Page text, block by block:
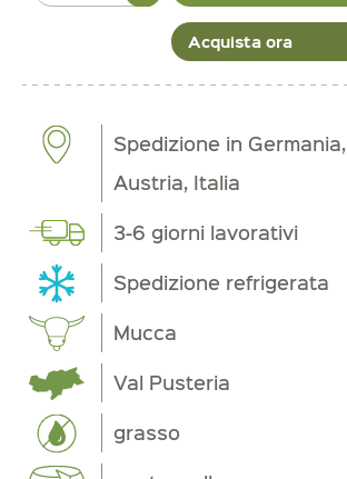
Acquista ora
Spedizione in Germania,
Austria, Italia
3-6 giorni lavorativi
Spedizione refrigerata
Mucca
Val Pusteria
grasso